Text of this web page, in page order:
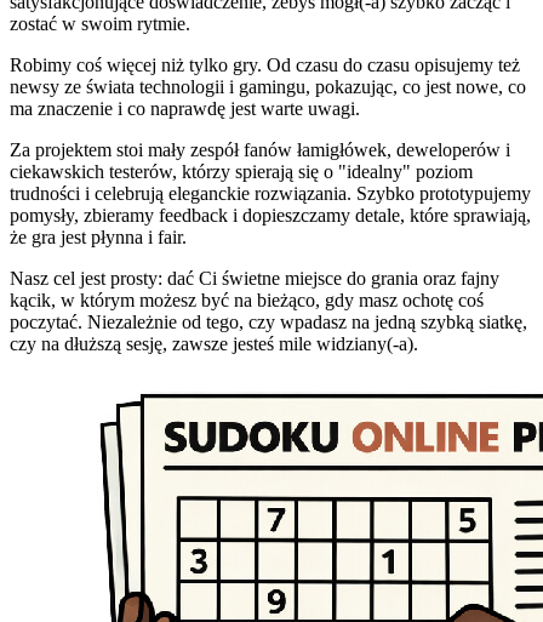
zostać w swoim rytmie.
Robimy coś więcej niż tylko gry. Od czasu do czasu opisujemy też
newsy ze świata technologii i gamingu, pokazując, co jest nowe, co
ma znaczenie i co naprawdę jest warte uwagi.
Za projektem stoi mały zespół fanów łamigłówek, deweloperów i
ciekawskich testerów, którzy spierają się o "idealny" poziom
trudności i celebrują eleganckie rozwiązania. Szybko prototypujemy
pomysły, zbieramy feedback i dopieszczamy detale, które sprawiają,
że gra jest płynna i fair.
Nasz cel jest prosty: dać Ci świetne miejsce do grania oraz fajny
kącik, w którym możesz być na bieżąco, gdy masz ochotę coś
poczytać. Niezależnie od tego, czy wpadasz na jedną szybką siatkę,
czy na dłuższą sesję, zawsze jesteś mile widziany(-a).